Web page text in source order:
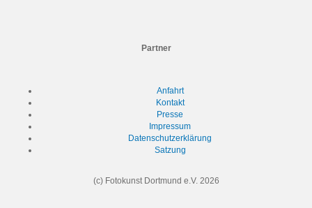
Partner
Anfahrt
Kontakt
Presse
Impressum
Datenschutzerklärung
Satzung
(c) Fotokunst Dortmund e.V. 2026